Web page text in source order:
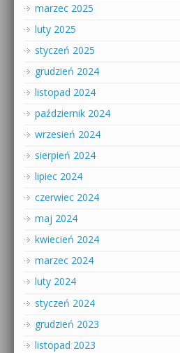
marzec 2025
luty 2025
styczeń 2025
grudzień 2024
listopad 2024
październik 2024
wrzesień 2024
sierpień 2024
lipiec 2024
czerwiec 2024
maj 2024
kwiecień 2024
marzec 2024
luty 2024
styczeń 2024
grudzień 2023
listopad 2023